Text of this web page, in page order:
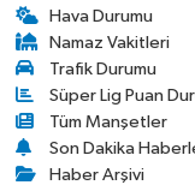
Hava Durumu
Namaz Vakitleri
Trafik Durumu
Süper Lig Puan
Tüm Manşetler
Son Dakika
Haber Arşivi